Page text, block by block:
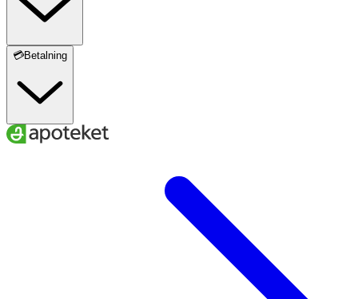
💳Betalning